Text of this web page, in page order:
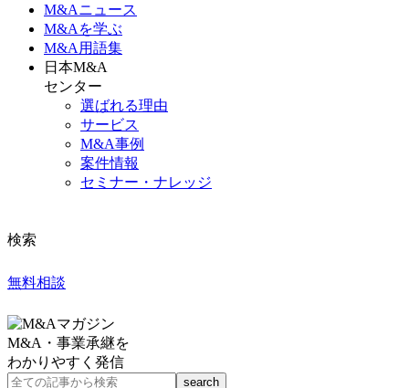
M&Aニュース
M&Aを学ぶ
M&A 用語集
日本M&A
センター
選ばれる理由
サービス
M&A事例
案件情報
セミナー・ナレッジ
検索
無料相談
M&A・事業承継を
わかりやすく発信